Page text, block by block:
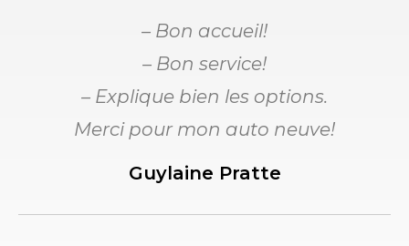
– Bon accueil!
– Bon service!
– Explique bien les options.
Merci pour mon auto neuve!
Guylaine Pratte